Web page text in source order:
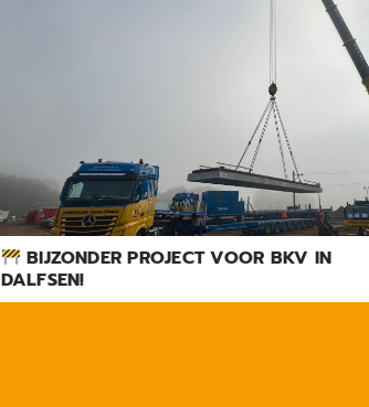
BIJZONDER PROJECT VOOR BKV IN
DALFSEN!